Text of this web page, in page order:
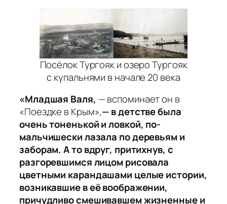
Посёлок Тургояк и озеро Тургояк
с купальнями в начале 20 века
«Младшая Валя, — вспоминает он в
«Поездке в Крым»,— в детстве была
очень тоненькой и ловкой, по-
мальчишески лазала по деревьям и
заборам. А то вдруг, притихнув, с
разгоревшимся лицом рисовала
цветными карандашами целые истории,
возникавшие в её воображении,
причудливо смешивавшем жизненные и